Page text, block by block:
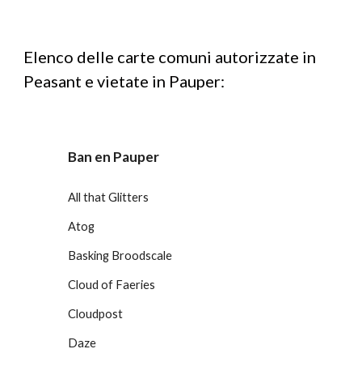
Elenco delle carte comuni autorizzate in
Peasant e vietate in Pauper:
Ban en Pauper
All that Glitters
Atog
Basking Broodscale
Cloud of Faeries
Cloudpost
Daze